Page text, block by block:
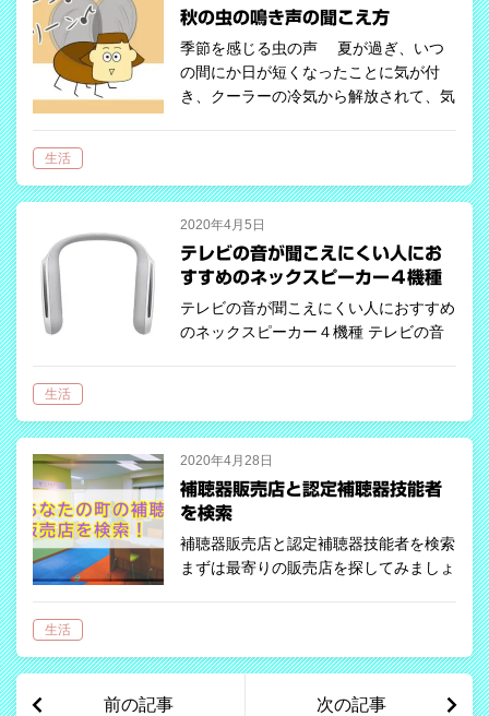
秋の虫の鳴き声の聞こえ方
季節を感じる虫の声 夏が過ぎ、いつ
の間にか日が短くなったことに気が付
き、クーラーの冷気から解放されて、気
になっ…
生活
2020年4月5日
テレビの音が聞こえにくい人にお
すすめのネックスピーカー４機種
テレビの音が聞こえにくい人におすすめ
のネックスピーカー４機種 テレビの音
の音量が大きくて、近所迷惑にならない
か心…
生活
2020年4月28日
補聴器販売店と認定補聴器技能者
を検索
補聴器販売店と認定補聴器技能者を検索
まずは最寄りの販売店を探してみましょ
まいます。 絶対に抑えておくべきメー
生活
前の記事 次の記事